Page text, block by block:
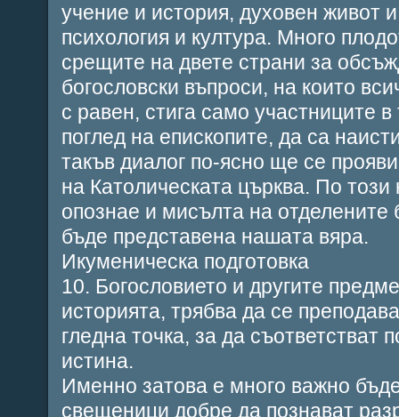
учение и история, духовен живот
психология и култура. Много
срещите на двете страни за
богословски въпроси, на които
с равен, стига само участниците
поглед на епископите, да са
такъв диалог по-ясно ще се
на Католическата църква. По
опознае и мисълта на
бъде представена нашата вяра.
Икуменическа подготовка
10. Богословието и другите
историята, трябва да се
гледна точка, за да съответстват
истина.
Именно затова е много важно
свещеници добре да познават